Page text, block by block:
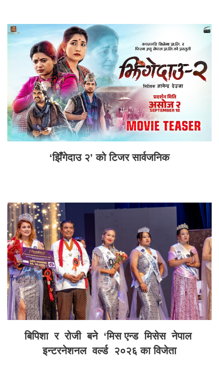
‘झिँगेदाउ २’ को टिजर सार्वजनिक
बिपिशा र रोजी बने ‘मिस एन्ड मिसेस नेपाल
इन्टरनेशनल वर्ल्ड २०२६ का विजेता